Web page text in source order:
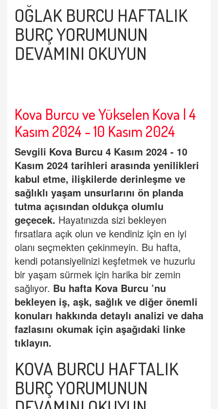
OĞLAK BURCU HAFTALIK
BURÇYORUMUNUN
DEVAMINI OKUYUN
Kova Burcu ve Yükselen Kova | 4
Kasım 2024 - 10 Kasım 2024
Sevgili Kova Burcu 4 Kasım 2024 - 10
Kasım 2024 tarihleri arasında yenilikleri
kabul etme, ilişkilerde derinleşme ve
sağlıklı yaşam unsurlarını ön planda
tutma açısından oldukça olumlu
geçecek. Hayatınızda sizi bekleyen
fırsatlara açık olun ve kendiniz için en iyi
olanı seçmekten çekinmeyin. Bu hafta,
kendi potansiyelinizi keşfetmek ve huzurlu
bir yaşam sürmek için harika bir zemin
sağlıyor. Bu hafta Kova Burcu ’nu
bekleyen iş, aşk, sağlık ve diğer önemli
konuları hakkında detaylı analizi ve daha
fazlasını okumak için aşağıdaki linke
tıklayın.
KOVA BURCU HAFTALIK
BURÇYORUMUNUN